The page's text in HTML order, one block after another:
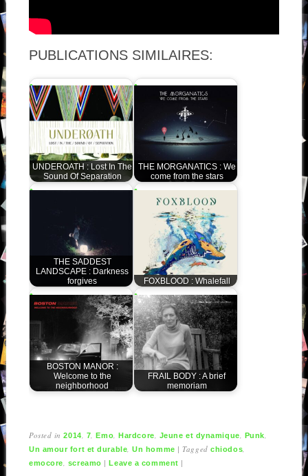
PUBLICATIONS SIMILAIRES:
UNDEROATH : Lost In The
Sound Of Separation
THE MORGANATICS : We
come from the stars
THE SADDEST
LANDSCAPE : Darkness
forgives
FOXBLOOD : Whalefall
BOSTON MANOR :
Welcome to the
neighborhood
FRAIL BODY : A brief
memoriam
Posted in2014 7 ,Emo ,Hardcore Jeune et dynamique Punk
Un amour fort et durable ,Un homme |Taggedchiodos
emocore screamo |Leave a comment |